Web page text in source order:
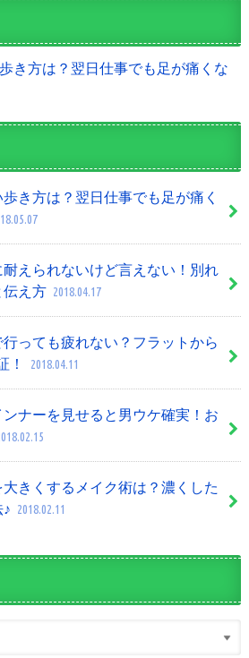
き方は？翌日仕事でも足が痛くな
き方は？翌日仕事でも足が痛く
えられないけど言えない！別れ
伝え方 2018.04.17
っても疲れない？フラットから
！
2018.04.11
ナーを見せると男ウケ確実！お
きくするメイク術は？濃くした
2018.02.11